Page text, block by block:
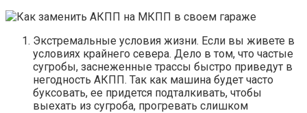
Экстремальные условия жизни. Если вы живете в
условиях крайнего севера. Дело в том, что частые
сугробы, заснеженные трассы быстро приведут в
негодность АКПП. Так как машина будет часто
буксовать, ее придется подталкивать, чтобы
выехать из сугроба, прогревать слишком